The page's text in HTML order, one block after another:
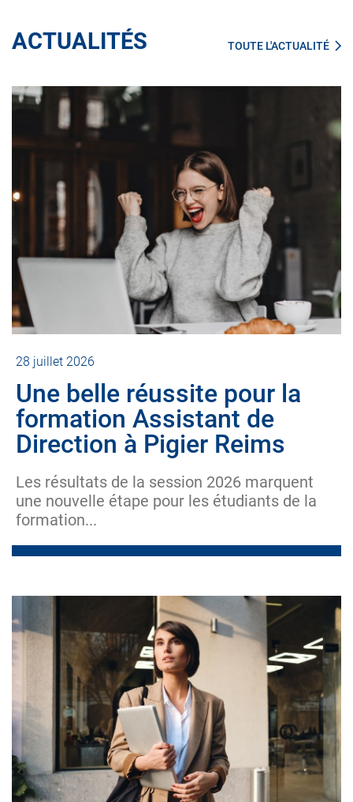
ACTUALITÉS TOUTE L'ACTUALITÉ
28 juillet 2026
Une belle réussite pour la
formation Assistant de
Direction à Pigier Reims
Les résultats de la session 2026 marquent
une nouvelle étape pour les étudiants de la
formation...